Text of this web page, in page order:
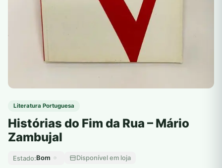
Literatura Portuguesa
Histórias do Fim da Rua – Mário
Zambujal
Estado:Bom Disponível em loja